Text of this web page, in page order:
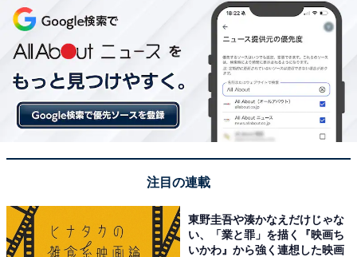
2位：辻希美
注目の連載
東野圭吾や湊かなえだけじゃな
い、「業と罪」を描く『映画ち
いかわ』から強く連想した映画